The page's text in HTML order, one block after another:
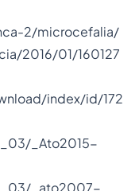
2/microcefalia/
2016/01/160127
index/id/172
_Ato2015-
_ato2007-